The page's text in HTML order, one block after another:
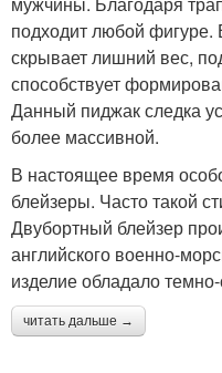
подходит любой фигуре.
скрывает лишний вес,
способствует
Данный пиджак следка
более массивной.
В настоящее время
блейзеры. Часто такой
Двубортный блейзер
английского военно-
изделие обладало
читать дальше →